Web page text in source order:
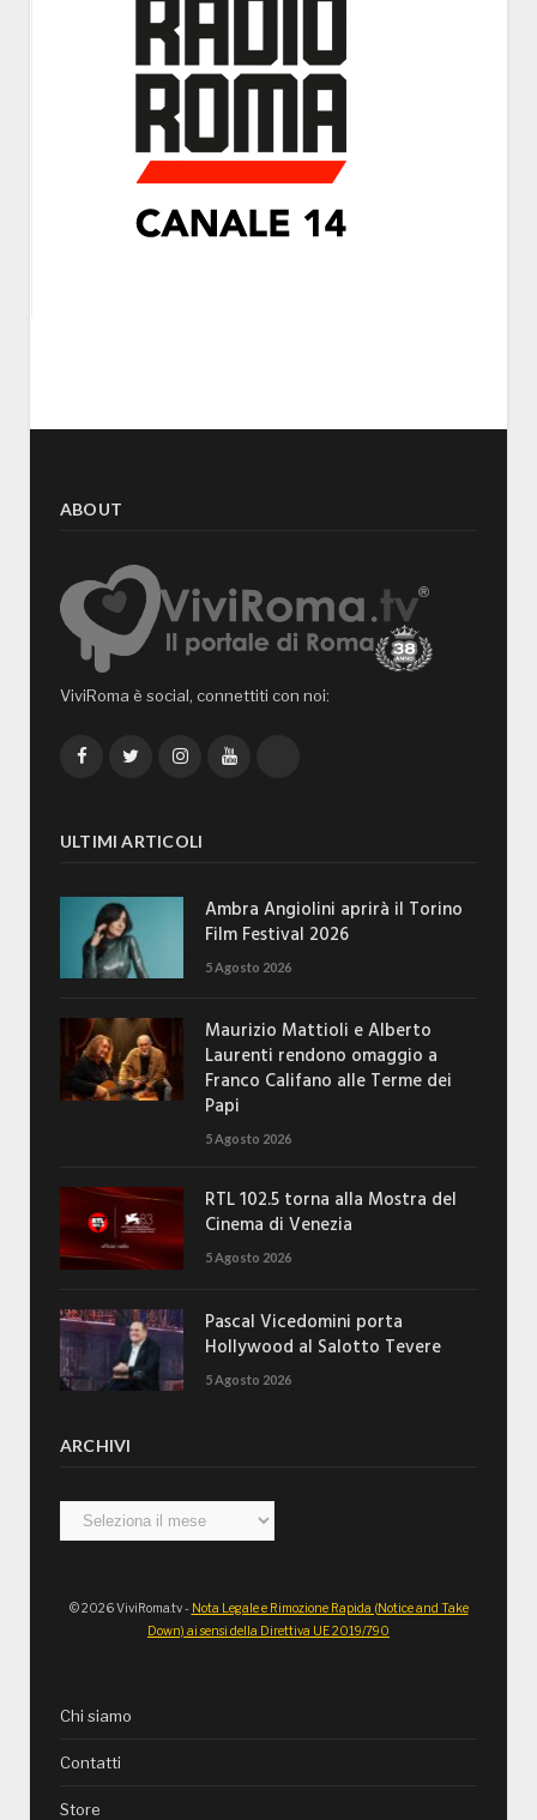
ABOUT
ViviRoma è social, connettiti con noi:
FacebookTwitterInstagramYouTube
ULTIMI ARTICOLI
Ambra Angiolini aprirà il Torino
Film Festival 2026
5 Agosto 2026
Maurizio Mattioli e Alberto
Laurenti rendono omaggio a
Franco Califano alle Terme dei
Papi
5 Agosto 2026
RTL 102.5 torna alla Mostra del
Cinema di Venezia
5 Agosto 2026
Pascal Vicedomini porta
Hollywood al Salotto Tevere
5 Agosto 2026
ARCHIVI
Archivi
© 2026 ViviRoma.tv - Nota Legale e Rimozione Rapida (Notice and Take
Down) ai sensi della Direttiva UE 2019/790
Chi siamo
Contatti
Store